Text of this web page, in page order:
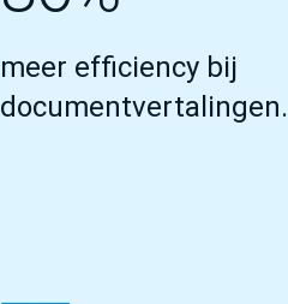
meer efficiency bij
documentvertalingen.